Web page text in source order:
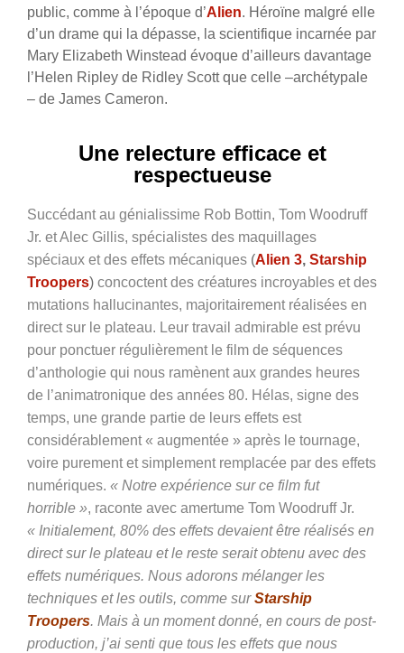
public, comme à l’époque d’Alien. Héroïne malgré elle
d’un drame qui la dépasse, la scientifique incarnée par
Mary Elizabeth Winstead évoque d’ailleurs davantage
l’Helen Ripley de Ridley Scott que celle –archétypale
– de James Cameron.
Une relecture efficace et
respectueuse
Succédant au génialissime Rob Bottin, Tom Woodruff
Jr. et Alec Gillis, spécialistes des maquillages
spéciaux et des effets mécaniques (Alien 3, Starship
Troopers) concoctent des créatures incroyables et des
mutations hallucinantes, majoritairement réalisées en
direct sur le plateau. Leur travail admirable est prévu
pour ponctuer régulièrement le film de séquences
d’anthologie qui nous ramènent aux grandes heures
de l’animatronique des années 80. Hélas, signe des
temps, une grande partie de leurs effets est
considérablement « augmentée » après le tournage,
voire purement et simplement remplacée par des effets
numériques. « Notre expérience sur ce film fut
horrible », raconte avec amertume Tom Woodruff Jr.
« Initialement, 80% des effets devaient être réalisés en
direct sur le plateau et le reste serait obtenu avec des
effets numériques. Nous adorons mélanger les
techniques et les outils, comme surStarship
Troopers. Mais à un moment donné, en cours de post-
production, j’ai senti que tous les effets que nous